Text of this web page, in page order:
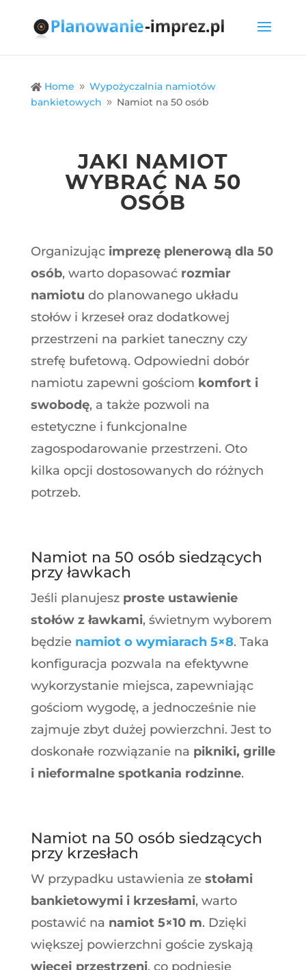
 Home 9 Wypożyczalnia namiotów
bankietowych
9 Namiot na 50 osób
JAKI NAMIOT
WYBRAĆ NA 50
OSÓB
Organizując imprezę plenerową dla 50
osób, warto dopasować rozmiar
namiotu do planowanego układu
stołów i krzeseł oraz dodatkowej
przestrzeni na parkiet taneczny czy
strefę bufetową. Odpowiedni dobór
namiotu zapewni gościom komfort i
swobodę, a także pozwoli na
estetyczne i funkcjonalne
zagospodarowanie przestrzeni. Oto
kilka opcji dostosowanych do różnych
potrzeb.
Namiot na 50 osób siedzących
przy ławkach
Jeśli planujesz proste ustawienie
stołów z ławkami, świetnym wyborem
będzie namiot o wymiarach 5×8. Taka
konfiguracja pozwala na efektywne
wykorzystanie miejsca, zapewniając
gościom wygodę, a jednocześnie nie
zajmuje zbyt dużej powierzchni. Jest to
doskonałe rozwiązanie na pikniki, grille
i nieformalne spotkania rodzinne.
Namiot na 50 osób siedzących
przy krzesłach
W przypadku ustawienia ze stołami
bankietowymi i krzesłami, warto
postawić na namiot 5×10 m. Dzięki
większej powierzchni goście zyskają
więcej przestrzeni, co podniesie